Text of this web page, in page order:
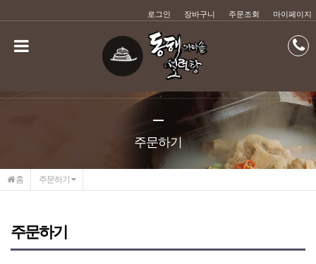
로그인 장바구니 주문조회 마이페이지
주문하기
홈 주문하기
주문하기